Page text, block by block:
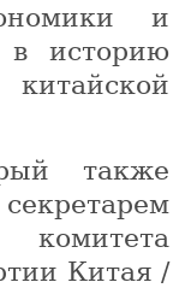
и
в историю
также
Китая /